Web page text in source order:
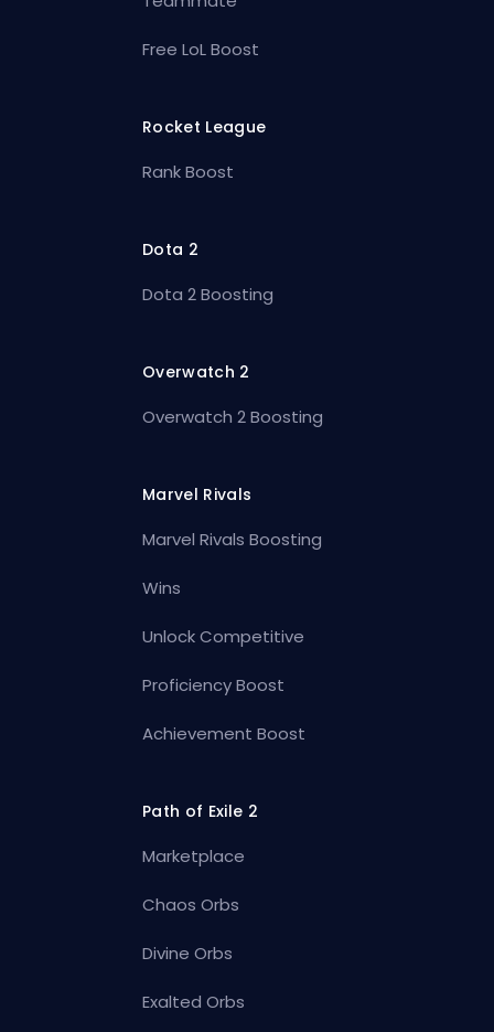
Free LoL Boost
Rocket League
Rank Boost
Dota 2
Dota 2 Boosting
Overwatch 2
Overwatch 2 Boosting
Marvel Rivals
Marvel Rivals Boosting
Wins
Unlock Competitive
Proficiency Boost
Achievement Boost
Path of Exile 2
Marketplace
Chaos Orbs
Divine Orbs
Exalted Orbs